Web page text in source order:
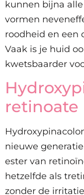
kunnen bijna
vormen
roodheid en een
Vaak is je huid
kwetsbaarder
retinoate
nieuwe
ester van
hetzelfde als
zonder de